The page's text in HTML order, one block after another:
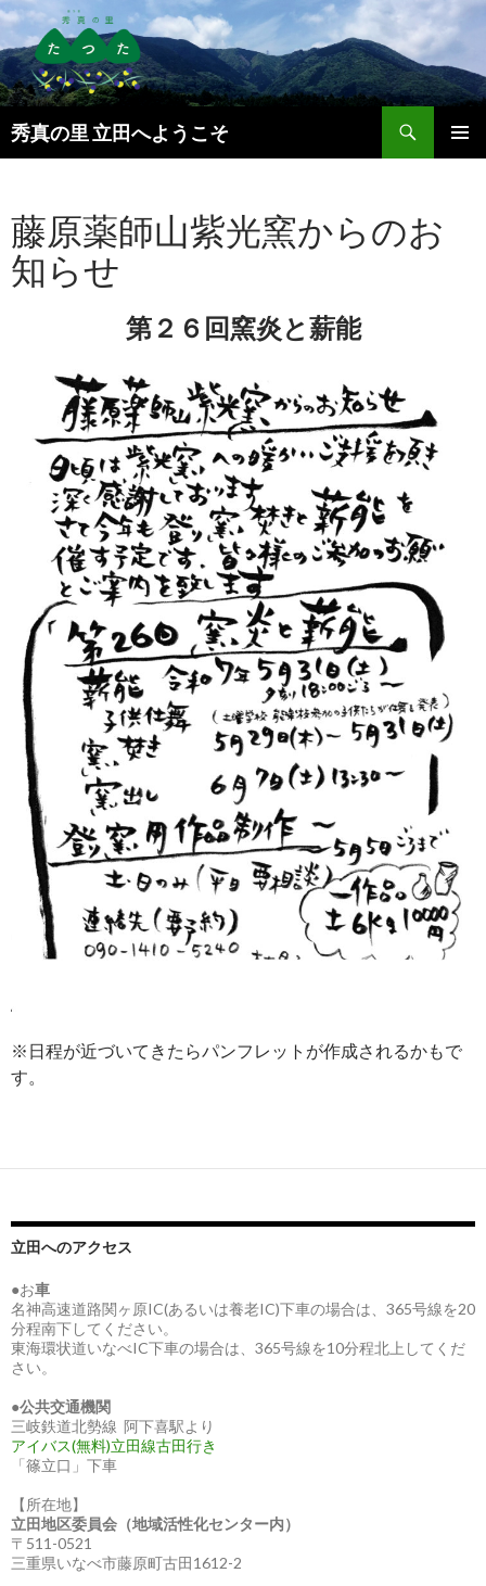
秀真の里 立田へようこそ
索
ン
ツ
へ
ス
藤原薬師山紫光窯からのお
知らせ
第２６回窯炎と薪能
※日程が近づいてきたらパンフレットが作成されるかもで
す。
立田へのアクセス
●お車
名神高速道路関ヶ原IC(あるいは養老IC)下車の場合は、365号線を20
分程南下してください。
東海環状道いなべIC下車の場合は、365号線を10分程北上してくだ
さい。
●公共交通機関
三岐鉄道北勢線 阿下喜駅より
アイバス(無料)立田線古田行き
「篠立口」下車
【所在地】
立田地区委員会（地域活性化センター内）
〒511-0521
三重県いなべ市藤原町古田1612-2